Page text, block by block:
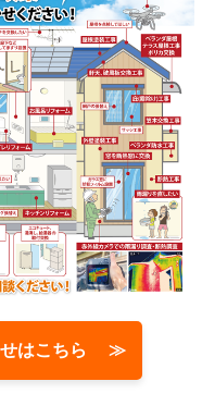
せはこちら ≫